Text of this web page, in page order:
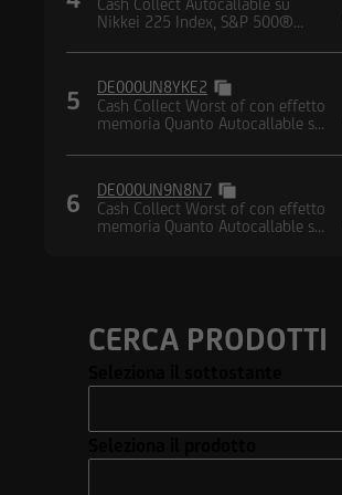
Nikkei 225 Index, S&P 500®
STOXX® Banks Index
5
DE000UN8YKE2
Cash Collect Worst of con effetto
memoria Quanto Autocallable su
6
DE000UN9N8N7
Cash Collect Worst of con effetto
memoria Quanto Autocallable su
CERCA PRODOTTI
Enel S.p.A.